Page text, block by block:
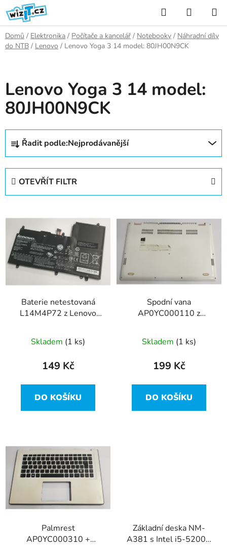
Přejít
na
obsah
Hledat
KOŠÍK
Domů / Elektronika / Počítače a kancelář / Notebooky / Náhradní díly
do NTB / Lenovo / Lenovo Yoga 3 14 model: 80JH00N9CK
Lenovo Yoga 3 14 model:
80JH00N9CK
Ř
z
p
d
u
k
Řadit podle:Nejprodávanější
OTEVŘÍT FILTR
s
Baterie netestovaná
L14M4P72 z Lenovo
Skladem (1 ks)
149 Kč
DO KOŠÍKU
Spodní vana
AP0YC000110 z
Skladem (1 ks)
199 Kč
DO KOŠÍKU
Palmrest
AP0YC000310 +
Základní deska NM-
A381 s Intel i5-5200U